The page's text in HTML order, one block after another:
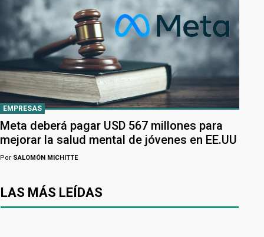
EMPRESAS
Meta deberá pagar USD 567 millones para
mejorar la salud mental de jóvenes en EE.UU
Por SALOMÓN MICHITTE
LAS MÁS LEÍDAS